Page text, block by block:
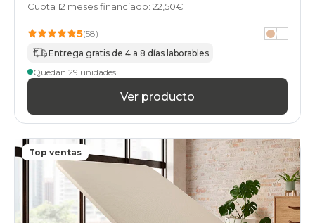
canapes-
cambria
canapes-
cambria
canapes-
abatibles
120x200cm
cambria
canapes-
abatibles
135x180cm
Cuota 12 meses financiado: 22,50€
5(58)
Entrega gratis de 4 a 8 días laborables
Quedan 29 unidades
Ver producto
Top ventas